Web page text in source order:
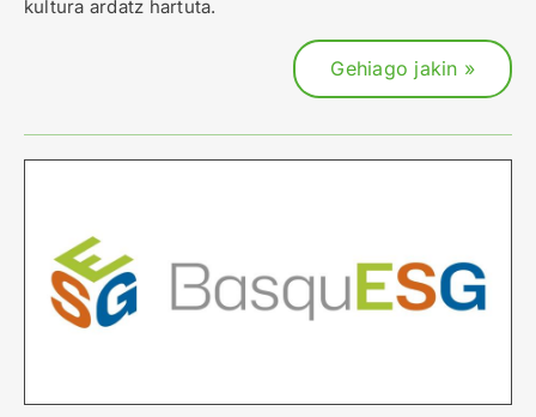
kultura ardatz hartuta.
Gehiago jakin »